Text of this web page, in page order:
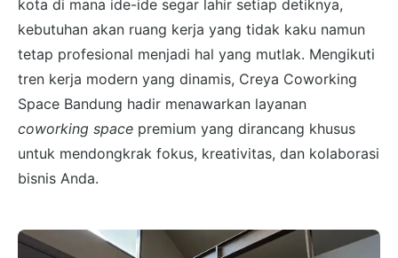
kota di mana ide-ide segar lahir setiap detiknya,
kebutuhan akan ruang kerja yang tidak kaku namun
tetap profesional menjadi hal yang mutlak. Mengikuti
tren kerja modern yang dinamis, Creya Coworking
Space Bandung hadir menawarkan layanan
coworking space premium yang dirancang khusus
untuk mendongkrak fokus, kreativitas, dan kolaborasi
bisnis Anda.